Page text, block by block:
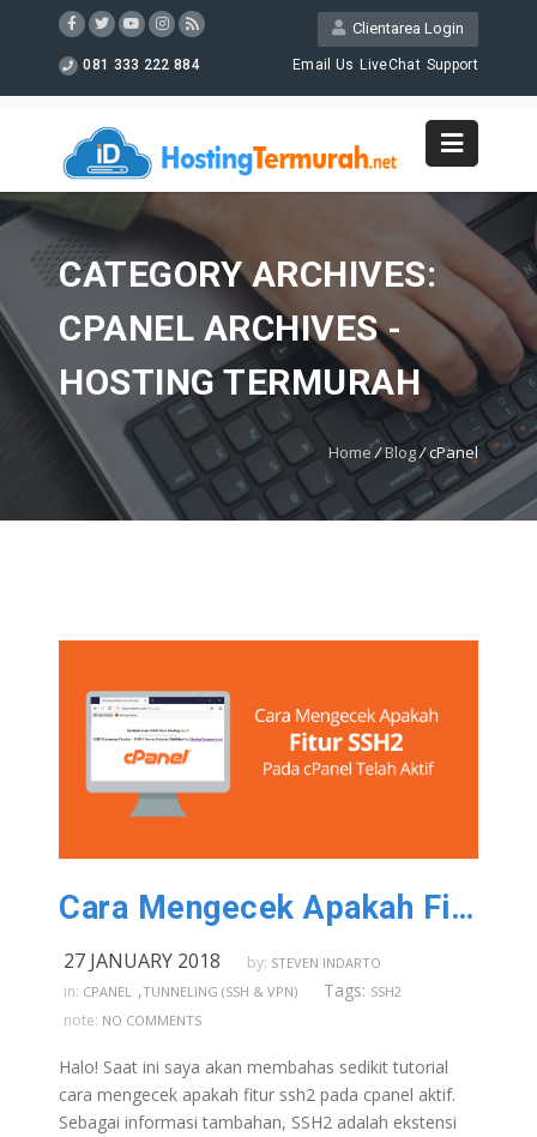
Clientarea Login
081 333 222 884 Email Us LiveChat Support
CATEGORY ARCHIVES:
CPANEL ARCHIVES -
HOSTING TERMURAH
Home/Blog/cPanel
Cara Mengecek Apakah Fitur SSH2 Pada cPanel Aktif
27 JANUARY 2018 by: STEVEN INDARTO
in: CPANEL ,TUNNELING (SSH & VPN) Tags: SSH2
note: NO COMMENTS
Halo! Saat ini saya akan membahas sedikit tutorial
cara mengecek apakah fitur ssh2 pada cpanel aktif.
Sebagai informasi tambahan, SSH2 adalah ekstensi